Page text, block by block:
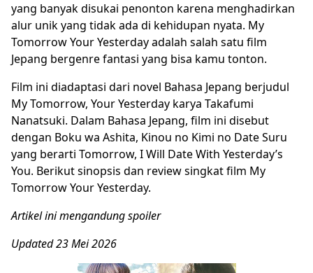
yang banyak disukai penonton karena menghadirkan
alur unik yang tidak ada di kehidupan nyata. My
Tomorrow Your Yesterday adalah salah satu film
Jepang bergenre fantasi yang bisa kamu tonton.
Film ini diadaptasi dari novel Bahasa Jepang berjudul
My Tomorrow, Your Yesterday karya Takafumi
Nanatsuki. Dalam Bahasa Jepang, film ini disebut
dengan Boku wa Ashita, Kinou no Kimi no Date Suru
yang berarti Tomorrow, I Will Date With Yesterday’s
You. Berikut sinopsis dan review singkat film My
Tomorrow Your Yesterday.
Artikel ini mengandung spoiler
Updated 23 Mei 2026